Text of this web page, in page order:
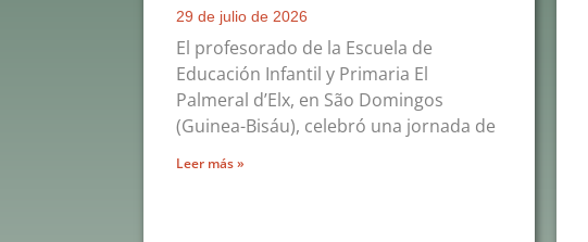
29 de julio de 2026
El profesorado de la Escuela de
Educación Infantil y Primaria El
Palmeral d’Elx, en São Domingos
(Guinea-Bisáu), celebró una jornada de
Leer más »